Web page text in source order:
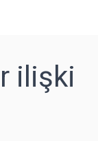
ilişki